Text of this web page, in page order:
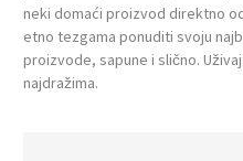
neki domaći proizvod direktno
etno tezgama ponuditi svoju
proizvode, sapune i slično.
najdražima.